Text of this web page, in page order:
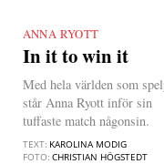
ANNA RYOTT
In it to win it
Med hela världen som
står Anna Ryott inför sin
tuffaste match någonsin.
TEXT: KAROLINA MODIG
FOTO:CHRISTIAN HÖGSTEDT